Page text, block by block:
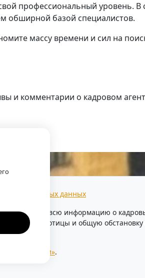
профессиональный уровень.
обширной базой специалистов.
массу времени и сил на
и комментарии о кадровом
персональных данных
всю информацию о
безработицы и общую
России».